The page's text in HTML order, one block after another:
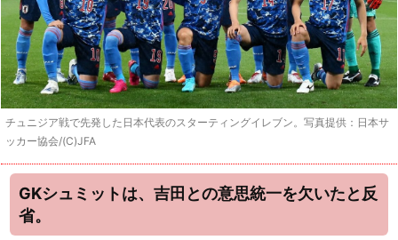
チュニジア戦で先発した日本代表のスターティングイレブン。写真提供：日本サ
ッカー協会/(C)JFA
GKシュミットは、吉田との意思統一を欠いたと反
省。